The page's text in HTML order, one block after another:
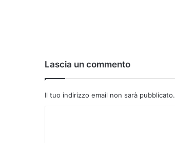
Lascia un commento
Il tuo indirizzo email non sarà pubblicato.